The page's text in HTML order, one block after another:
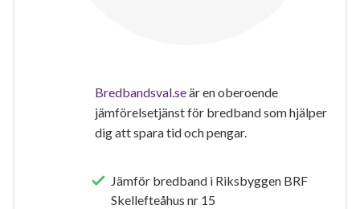
Bredbandsval.seär en oberoende
jämförelsetjänst för bredband som hjälper
dig att spara tid och pengar.
Jämför bredband i Riksbyggen BRF
Skellefteåhus nr 15